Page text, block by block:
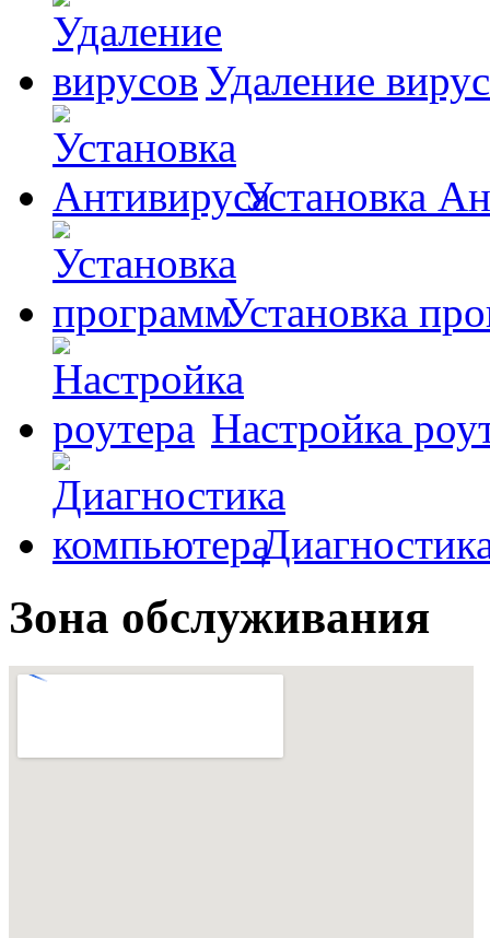
Удаление
Установка
Установка
Настройка
Зона обслуживания